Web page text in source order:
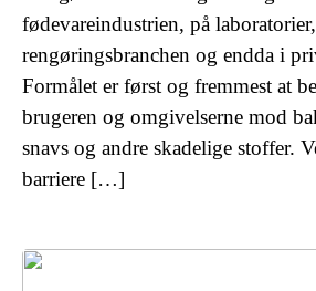
fødevareindustrien, på
rengøringsbranchen og endda i
Formålet er først og fremmest at
brugeren og omgivelserne mod
snavs og andre skadelige stoffer.
barriere […]